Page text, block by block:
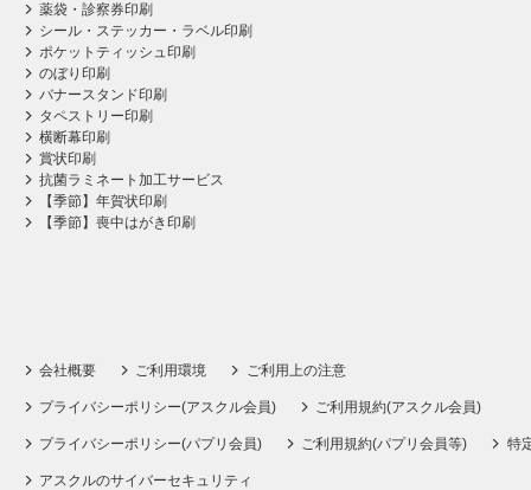
薬袋・診察券印刷
シール・ステッカー・ラベル印刷
ポケットティッシュ印刷
のぼり印刷
バナースタンド印刷
タペストリー印刷
横断幕印刷
賞状印刷
抗菌ラミネート加工サービス
【季節】年賀状印刷
【季節】喪中はがき印刷
会社概要 ご利用環境 ご利用上の注意
プライバシーポリシー(アスクル会員) ご利用規約(アスクル会員)
プライバシーポリシー(パプリ会員) ご利用規約(パプリ会員等) 特
アスクルのサイバーセキュリティ